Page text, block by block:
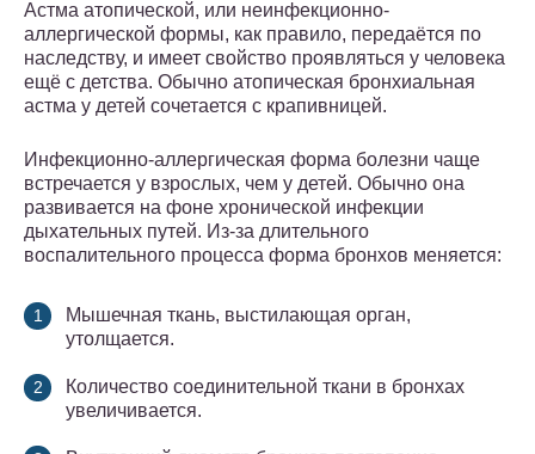
Астма атопической, или неинфекционно-
аллергической формы, как правило, передаётся по
наследству, и имеет свойство проявляться у человека
ещё с детства. Обычно атопическая бронхиальная
астма у детей сочетается с крапивницей.
Инфекционно-аллергическая форма болезни чаще
встречается у взрослых, чем у детей. Обычно она
развивается на фоне хронической инфекции
дыхательных путей. Из-за длительного
воспалительного процесса форма бронхов меняется:
Мышечная ткань, выстилающая орган,
утолщается.
Количество соединительной ткани в бронхах
увеличивается.